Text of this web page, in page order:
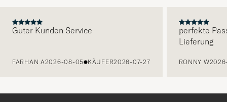
Guter Kunden Service
FARHAN A2026-08-05 KÄUFER2026-07-27
perfekte
Lieferung
RONNY W